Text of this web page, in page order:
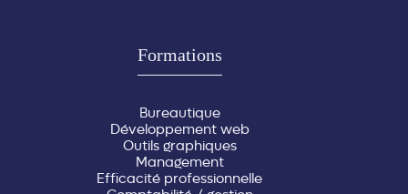
Formations
Bureautique
Développement web
Outils graphiques
Management
Efficacité professionnelle